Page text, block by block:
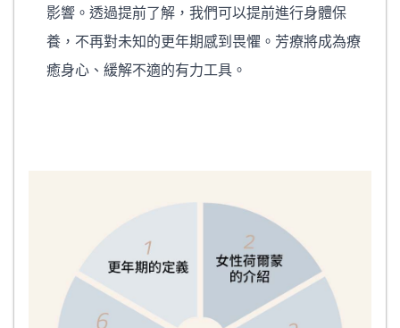
影響。透過提前了解，我們可以提前進行身體保
養，不再對未知的更年期感到畏懼。芳療將成為療
癒身心、緩解不適的有力工具。